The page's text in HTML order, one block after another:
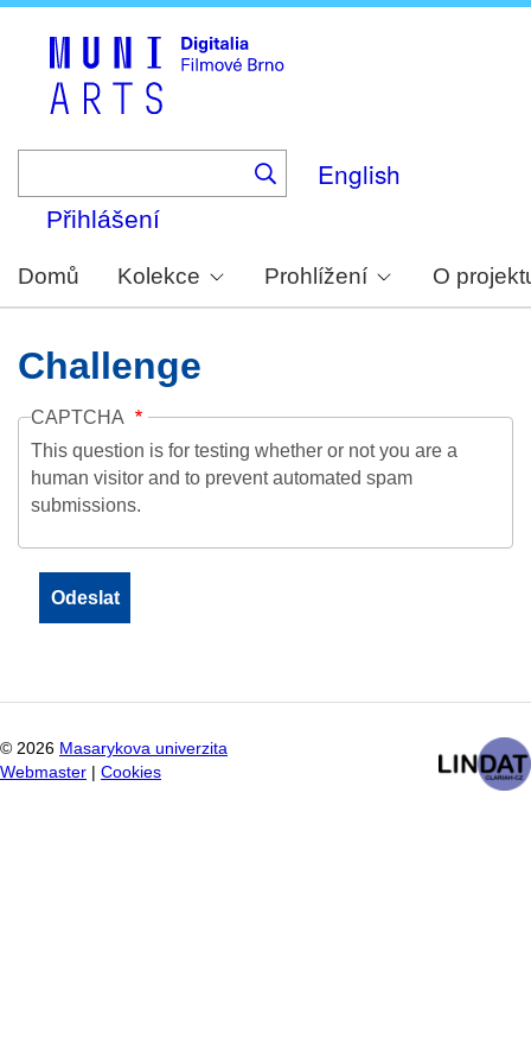
English
Přihlášení
Domů Kolekce Prohlížení O
Challenge
CAPTCHA
This question is for testing whether or not you are a
human visitor and to prevent automated spam
submissions.
© 2026 Masarykova univerzita
Webmaster
Cookies